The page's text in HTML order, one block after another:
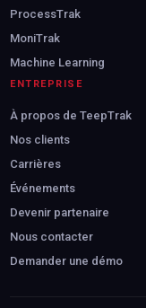
ProcessTrak
MoniTrak
Machine Learning
ENTREPRISE
À propos de TeepTrak
Nos clients
Carrières
Événements
Devenir partenaire
Nous contacter
Demander une démo